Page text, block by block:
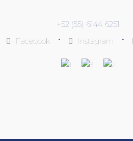
+52 (55) 6144 6251
Facebook
• Instagram •